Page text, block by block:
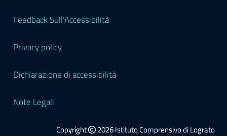
Feedback Sull’Accessibilità
Privacy policy
Dichiarazione di accessibilità
Note Legali
Copyright 2026 Istituto Comprensivo di Lograto